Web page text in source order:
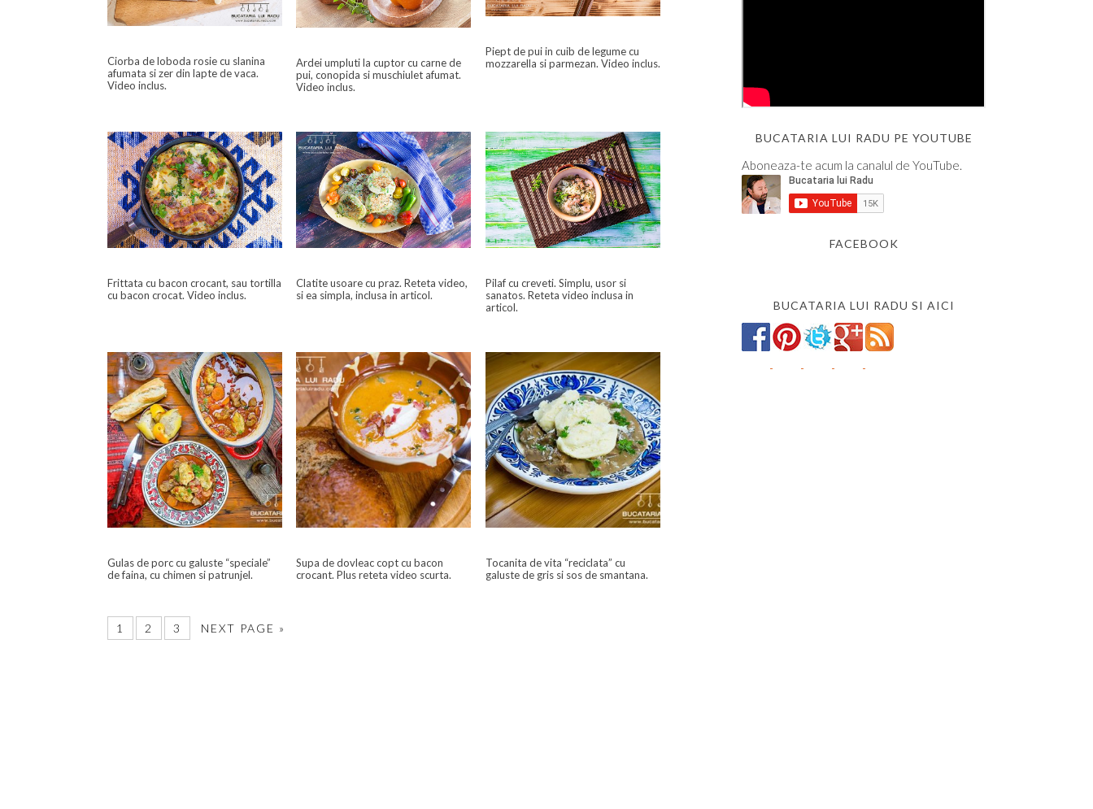
Ciorba de loboda rosie cu slanina
afumata si zer din lapte de vaca.
Video inclus.
Ardei umpluti la cuptor cu carne de
pui, conopida si muschiulet afumat.
Video inclus.
Piept de pui in cuib de legume cu
mozzarella si parmezan. Video inclus.
Frittata cu bacon crocant, sau tortilla
cu bacon crocat. Video inclus.
Clatite usoare cu praz. Reteta video,
si ea simpla, inclusa in articol.
Pilaf cu creveti. Simplu, usor si
sanatos. Reteta video inclusa in
articol.
Gulas de porc cu galuste “speciale”
de faina, cu chimen si patrunjel.
Supa de dovleac copt cu bacon
crocant. Plus reteta video scurta.
Tocanita de vita “reciclata” cu
galuste de gris si sos de smantana.
1 2 3 NEXT PAGE »
BUCATARIA LUI RADU PE YOUTUBE
Aboneaza-te acum la canalul de YouTube.
FACEBOOK
BUCATARIA LUI RADU SI AICI